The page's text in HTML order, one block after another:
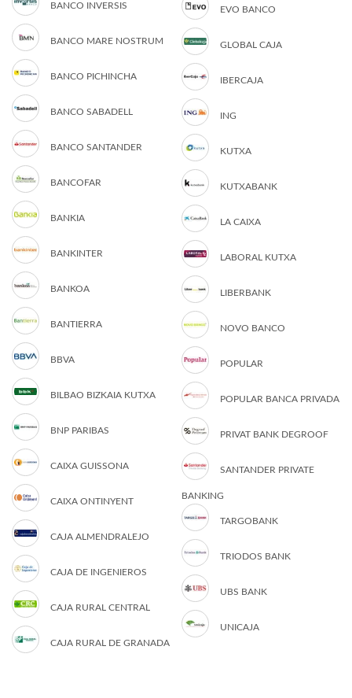
BANCO INVERSIS
BANCO MARE NOSTRUM
BANCO PICHINCHA
BANCO SABADELL
BANCO SANTANDER
BANCOFAR
BANKIA
BANKINTER
BANKOA
BANTIERRA
BBVA
BILBAO BIZKAIA KUTXA
BNP PARIBAS
CAIXA GUISSONA
CAIXA ONTINYENT
CAJA ALMENDRALEJO
CAJA DE INGENIEROS
CAJA RURAL CENTRAL
CAJA RURAL DE GRANADA
EVO BANCO
GLOBAL CAJA
IBERCAJA
ING
KUTXA
KUTXABANK
LA CAIXA
LABORAL KUTXA
LIBERBANK
NOVO BANCO
POPULAR
POPULAR BANCA PRIVADA
PRIVAT BANK DEGROOF
SANTANDER PRIVATE
BANKING
TARGOBANK
TRIODOS BANK
UBS BANK
UNICAJA